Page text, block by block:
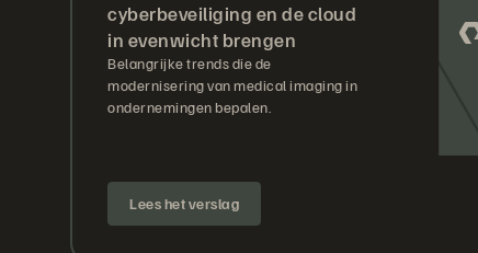
cyberbeveiliging en de cloud
in evenwicht brengen
Belangrijke trends die de
modernisering van medical imaging in
ondernemingen bepalen.
Lees het verslag